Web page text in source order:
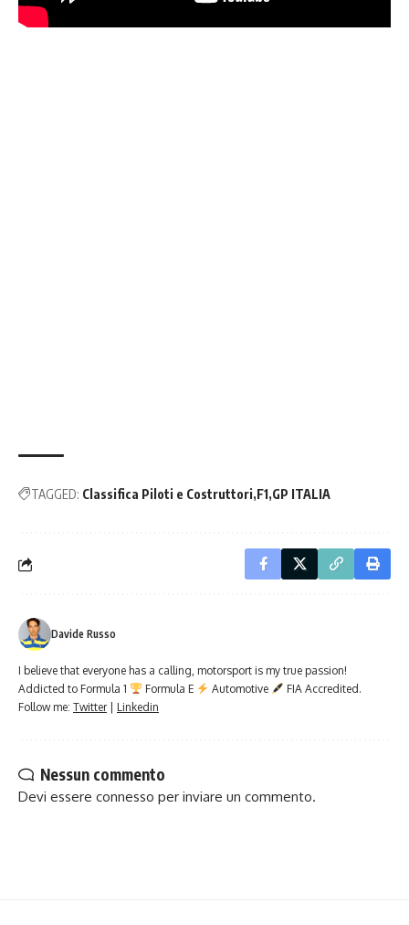
TAGGED: Classifica Piloti e Costruttori F1 GP ITALIA
Davide Russo
I believe that everyone has a calling, motorsport is my true passion!
Addicted to Formula 1
Formula E Automotive
FIA Accredited.
Follow me: Twitter| Linkedin
Nessun commento
Devi essere connesso per inviare un commento.